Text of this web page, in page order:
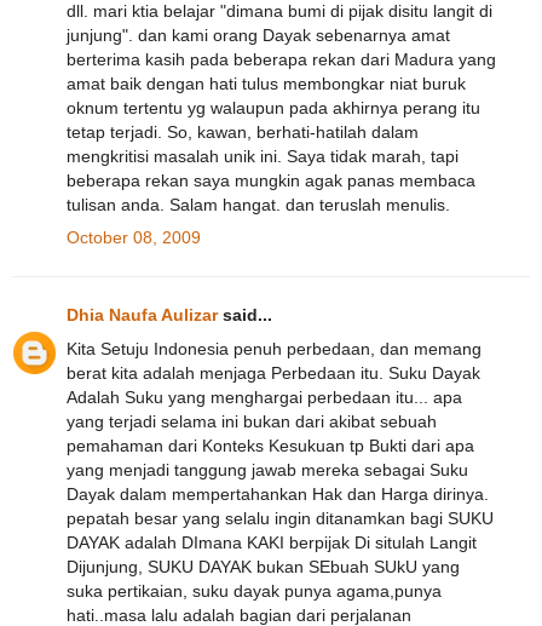
dll. mari ktia belajar "dimana bumi di pijak disitu langit di
junjung". dan kami orang Dayak sebenarnya amat
berterima kasih pada beberapa rekan dari Madura yang
amat baik dengan hati tulus membongkar niat buruk
oknum tertentu yg walaupun pada akhirnya perang itu
tetap terjadi. So, kawan, berhati-hatilah dalam
mengkritisi masalah unik ini. Saya tidak marah, tapi
beberapa rekan saya mungkin agak panas membaca
tulisan anda. Salam hangat. dan teruslah menulis.
October 08, 2009
Dhia Naufa Aulizarsaid...
Kita Setuju Indonesia penuh perbedaan, dan memang
berat kita adalah menjaga Perbedaan itu. Suku Dayak
Adalah Suku yang menghargai perbedaan itu... apa
yang terjadi selama ini bukan dari akibat sebuah
pemahaman dari Konteks Kesukuan tp Bukti dari apa
yang menjadi tanggung jawab mereka sebagai Suku
Dayak dalam mempertahankan Hak dan Harga dirinya.
pepatah besar yang selalu ingin ditanamkan bagi SUKU
DAYAK adalah DImana KAKI berpijak Di situlah Langit
Dijunjung, SUKU DAYAK bukan SEbuah SUkU yang
suka pertikaian, suku dayak punya agama,punya
hati..masa lalu adalah bagian dari perjalanan